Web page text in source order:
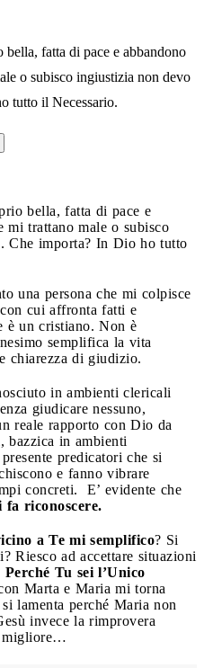
fatta di pace e abbandono
o subisco ingiustizia non devo
tutto il Necessario.
bella, fatta di pace e
trattano male o subisco
Che importa? In Dio ho tutto
una persona che mi colpisce
cui affronta fatti e
è un cristiano. Non è
semplifica la vita
chiarezza di giudizio.
in ambienti clericali
giudicare nessuno,
reale rapporto con Dio da
bazzica in ambienti
predicatori che si
e fanno vibrare
concreti. E’ evidente che
fa riconoscere.
a Te mi semplifico? Si
Riesco ad accettare situazioni
Perché Tu sei l’Unico
Marta e Maria mi torna
lamenta perché Maria non
invece la rimprovera
migliore…